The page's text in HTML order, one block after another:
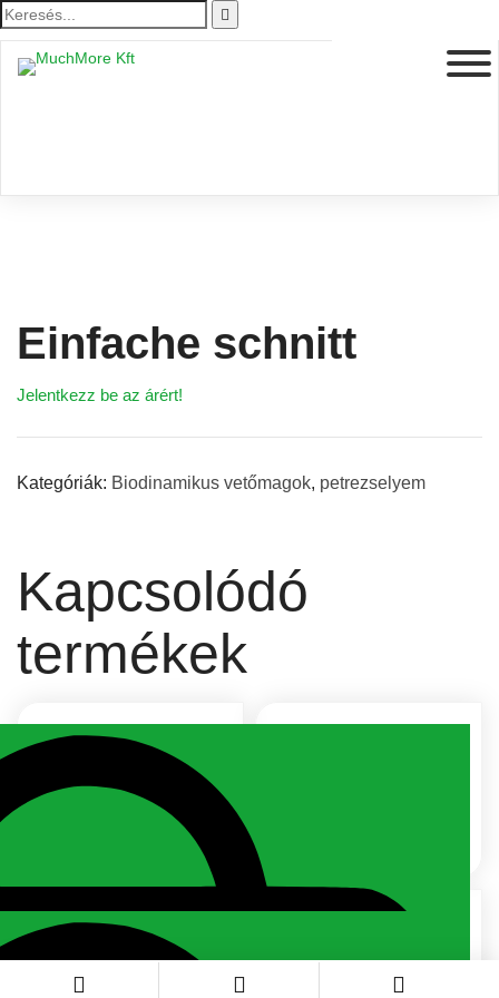
Einfache schnitt
Jelentkezz be az árért!
Kategóriák: Biodinamikus vetőmagok, petrezselyem
Kapcsolódó
termékek
Rodelika
Jelentkezz be az árért!
Kono